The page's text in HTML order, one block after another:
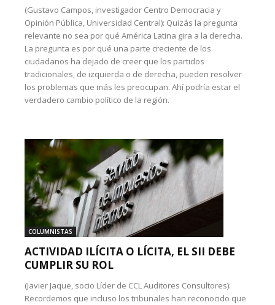
(Gustavo Campos, investigador Centro Democracia y
Opinión Pública, Universidad Central): Quizás la pregunta
relevante no sea por qué América Latina gira a la derecha.
La pregunta es por qué una parte creciente de los
ciudadanos ha dejado de creer que los partidos
tradicionales, de izquierda o de derecha, pueden resolver
los problemas que más les preocupan. Ahí podría estar el
verdadero cambio político de la región.
COLUMNISTAS
ACTIVIDAD ILÍCITA O LÍCITA, EL SII DEBE
CUMPLIR SU ROL
(Javier Jaque, socio Líder de CCL Auditores Consultores):
Recordemos que incluso los tribunales han reconocido que